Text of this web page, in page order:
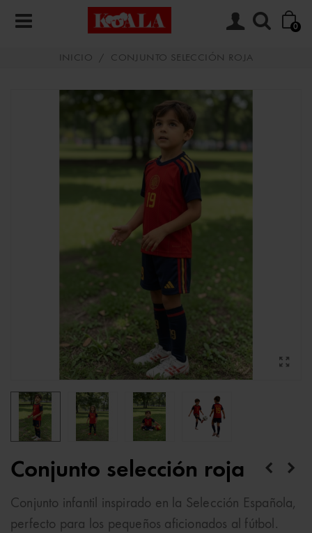
0
INICIO / CONJUNTO SELECCIÓN ROJA
Conjunto selección roja
Conjunto infantil inspirado en la Selección Española,
perfecto para los pequeños aficionados al fútbol.